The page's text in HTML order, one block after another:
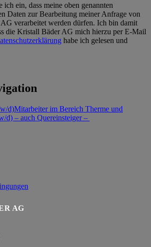
ein, dass meine oben genannten
Daten zur Bearbeitung meiner Anfrage von
verarbeitet werden dürfen. Ich bin damit
die Kristall Bäder AG mich hierzu per E-Mail
habe ich gelesen und
d)Mitarbeiter im Bereich Therme und
d) – auch Quereinsteiger –
AG